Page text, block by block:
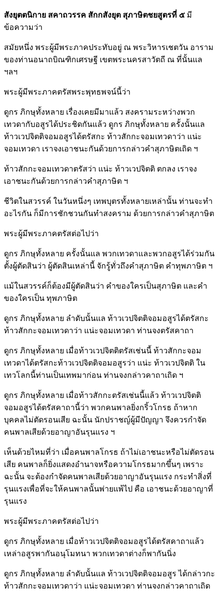
สังยุตตนิกาย สคาถวรรค สักกสังยุต สุภาษิตชยสูตรที่ ๕ มี
ข้อความว่า
สมัยหนึ่ง พระผู้มีพระภาคประทับอยู่ ณ พระวิหารเชตวัน อาราม
ของท่านอนาถบิณฑิกเศรษฐี เขตพระนครสาวัตถี ณ ที่นั้นแล
ฯลฯ
พระผู้มีพระภาคตรัสพระพุทธพจน์นี้ว่า
ดูกร ภิกษุทั้งหลาย เรื่องเคยมีมาแล้ว สงครามระหว่างพวก
เทวดากับอสูรได้ประชิดกันแล้ว ดูกร ภิกษุทั้งหลาย ครั้งนั้นแล
ท้าวเวปจิตติจอมอสูรได้ตรัสกะ ท้าวสักกะจอมเทวดาว่า แน่ะ
จอมเทวดา เราจงเอาชนะกันด้วยการกล่าวคำสุภาษิตเถิด ฯ
ท้าวสักกะจอมเทวดาตรัสว่า แน่ะ ท้าวเวปจิตติ ตกลง เราจง
เอาชนะกันด้วยการกล่าวคำสุภาษิต ฯ
ชีวิตในสวรรค์ ในวันหนึ่งๆ เทพบุตรทั้งหลายเหล่านั้น ท่านจะทำ
อะไรกัน ก็มีการชักชวนกันทำสงคราม ด้วยการกล่าวคำสุภาษิต
พระผู้มีพระภาคตรัสต่อไปว่า
ดูกร ภิกษุทั้งหลาย ครั้งนั้นแล พวกเทวดาและพวกอสูรได้ร่วมกัน
ตั้งผู้ตัดสินว่า ผู้ตัดสินเหล่านี้ จักรู้ทั่วถึงคำสุภาษิต คำทุพภาษิต ฯ
แม้ในสวรรค์ก็ต้องมีผู้ตัดสินว่า คำของใครเป็นสุภาษิต และคำ
ของใครเป็น ทุพภาษิต
ดูกร ภิกษุทั้งหลาย ลำดับนั้นแล ท้าวเวปจิตติจอมอสูรได้ตรัสกะ
ท้าวสักกะจอมเทวดาว่า แน่ะจอมเทวดา ท่านจงตรัสคาถา
ดูกร ภิกษุทั้งหลาย เมื่อท้าวเวปจิตติตรัสเช่นนี้ ท้าวสักกะจอม
เทวดาได้ตรัสกะท้าวเวปจิตติจอมอสูรว่า แน่ะ ท้าวเวปจิตติ ใน
เทวโลกนี้ท่านเป็นเทพมาก่อน ท่านจงกล่าวคาถาเถิด ฯ
ดูกร ภิกษุทั้งหลาย เมื่อท้าวสักกะตรัสเช่นนี้แล้ว ท้าวเวปจิตติ
จอมอสูรได้ตรัสคาถานี้ว่า พวกคนพาลยิ่งกริ้วโกรธ ถ้าหาก
บุคคลไม่ตัดรอนเสีย ฉะนั้น นักปราชญ์ผู้มีปัญญา จึงควรกำจัด
คนพาลเสียด้วยอาญาอันรุนแรง ฯ
เห็นด้วยไหมที่ว่า เมื่อคนพาลโกรธ ถ้าไม่เอาชนะหรือไม่ตัดรอน
เสีย คนพาลก็ยิ่งแสดงอำนาจหรือความโกรธมากขึ้นๆ เพราะ
ฉะนั้น จะต้องกำจัดคนพาลเสียด้วยอาญาอันรุนแรง กระทำสิ่งที่
รุนแรงเพื่อที่จะให้คนพาลนั้นพ่ายแพ้ไป คือ เอาชนะด้วยอาญาที่
รุนแรง
พระผู้มีพระภาคตรัสต่อไปว่า
ดูกร ภิกษุทั้งหลาย เมื่อท้าวเวปจิตติจอมอสูรได้ตรัสคาถาแล้ว
เหล่าอสูรพากันอนุโมทนา พวกเทวดาต่างก็พากันนิ่ง
ดูกร ภิกษุทั้งหลาย ลำดับนั้นแล ท้าวเวปจิตติจอมอสูร ได้กล่าวกะ
ท้าวสักกะจอมเทวดาว่า แน่ะจอมเทวดา ท่านจงกล่าวคาถาเถิด